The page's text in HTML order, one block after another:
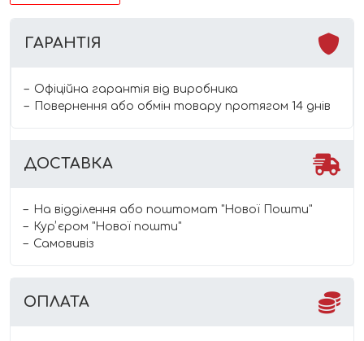
ГАРАНТІЯ
Офіційна гарантія від виробника
Повернення або обмін товару протягом 14 днів
ДОСТАВКА
На відділення або поштомат "Нової Пошти"
Курʼєром "Нової пошти"
Самовивіз
ОПЛАТА